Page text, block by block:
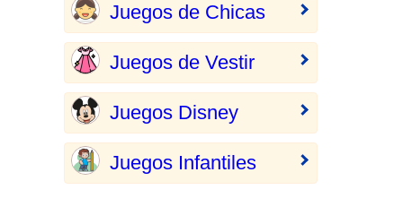
Juegos de Chicas
Juegos de Vestir
Juegos Disney
Juegos Infantiles